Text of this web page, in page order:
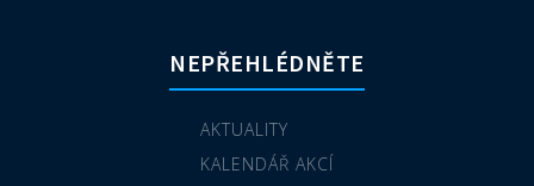
NEPŘEHLÉDNĚTE
AKTUALITY
KALENDÁŘ AKCÍ